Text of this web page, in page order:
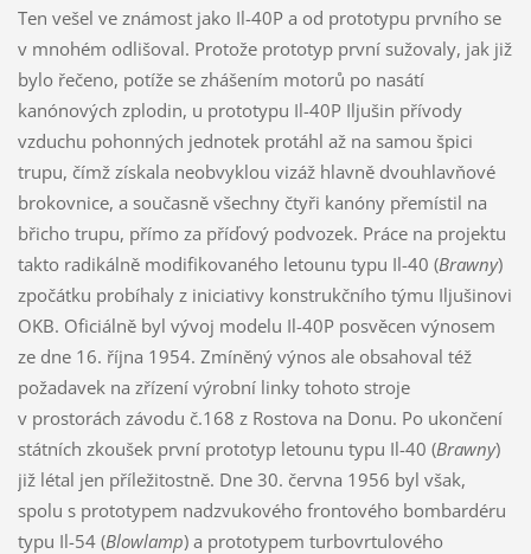
Ten vešel ve známost jako Il-40P a od prototypu prvního se
v mnohém odlišoval. Protože prototyp první sužovaly, jak již
bylo řečeno, potíže se zhášením motorů po nasátí
kanónových zplodin, u prototypu Il-40P Iljušin přívody
vzduchu pohonných jednotek protáhl až na samou špici
trupu, čímž získala neobvyklou vizáž hlavně dvouhlavňové
brokovnice, a současně všechny čtyři kanóny přemístil na
břicho trupu, přímo za příďový podvozek. Práce na projektu
takto radikálně modifikovaného letounu typu Il-40 (Brawny)
zpočátku probíhaly z iniciativy konstrukčního týmu Iljušinovi
OKB. Oficiálně byl vývoj modelu Il-40P posvěcen výnosem
ze dne 16. října 1954. Zmíněný výnos ale obsahoval též
požadavek na zřízení výrobní linky tohoto stroje
v prostorách závodu č.168 z Rostova na Donu. Po ukončení
státních zkoušek první prototyp letounu typu Il-40 (Brawny)
již létal jen příležitostně. Dne 30. června 1956 byl však,
spolu s prototypem nadzvukového frontového bombardéru
typu Il-54 (Blowlamp) a prototypem turbovrtulového